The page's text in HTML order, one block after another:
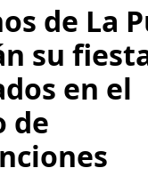
de La
su
en el
de